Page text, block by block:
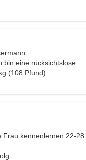
bin eine rücksichtslose
(108 Pfund)
Frau kennenlernen 22-28